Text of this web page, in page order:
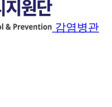
감염병관